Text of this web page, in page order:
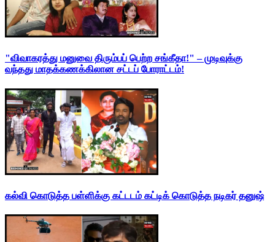
"விவாகரத்து மனுவை திரும்பப் பெற்ற சங்கீதா!" – முடிவுக்கு
வந்தது மாதக்கணக்கிலான சட்டப் போராட்டம்!
கல்வி கொடுத்த பள்ளிக்கு கட்டடம் கட்டிக் கொடுத்த நடிகர் தனுஷ்